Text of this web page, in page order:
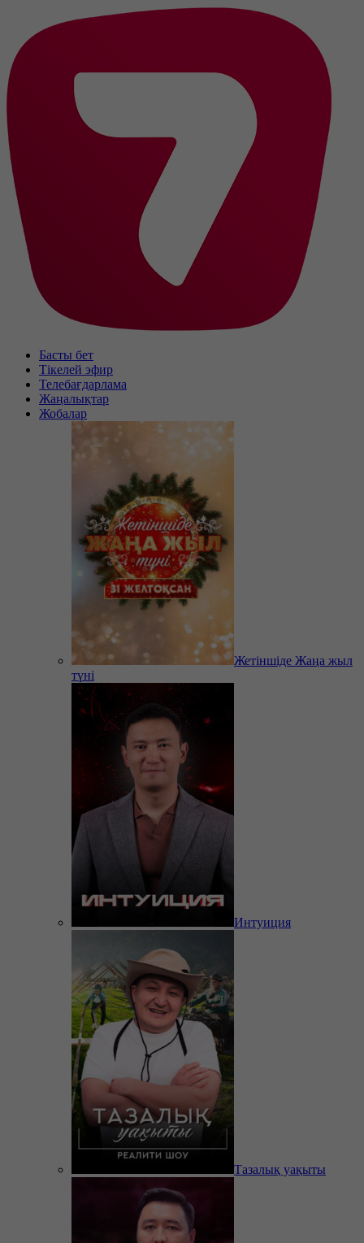
Басты бет
Тікелей эфир
Телебағдарлама
Жаңалықтар
Жобалар
Жетіншіде Жаңа жыл
түні
Интуиция
Тазалық уақыты